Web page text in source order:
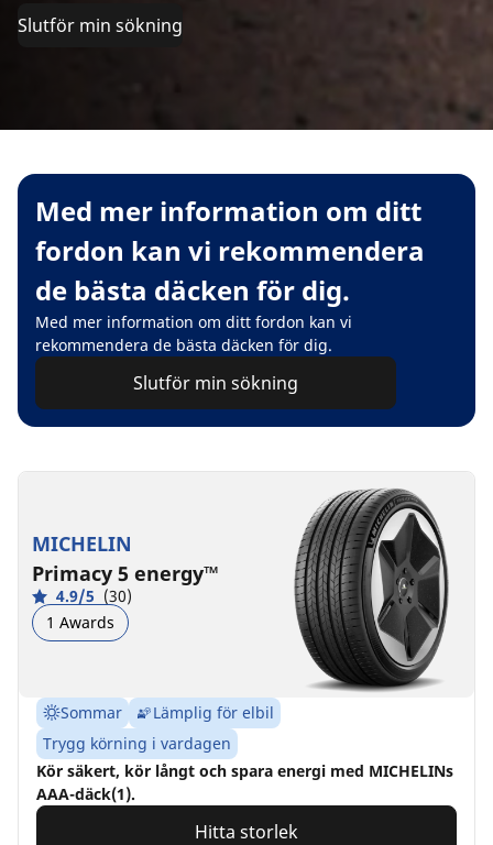
Slutför min sökning
Med mer information om ditt
fordon kan vi rekommendera
de bästa däcken för dig.
Med mer information om ditt fordon kan vi
rekommendera de bästa däcken för dig.
Slutför min sökning
MICHELIN
Primacy 5 energy™
4.9/5 (30)
1 Awards
Sommar
Lämplig för elbil
Trygg körning i vardagen
Kör säkert, kör långt och spara energi med MICHELINs
AAA-däck(1).
Hitta storlek